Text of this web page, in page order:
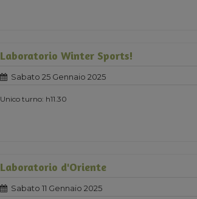
Laboratorio Winter Sports!
Sabato 25 Gennaio 2025
Unico turno: h11.30
Laboratorio d'Oriente
Sabato 11 Gennaio 2025